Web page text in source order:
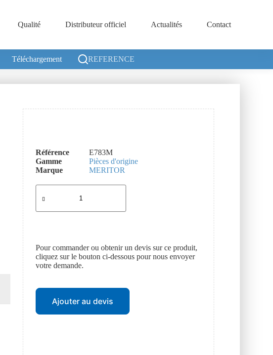
Qualité Distributeur officiel Actualités Contact
Téléchargement REFERENCE
Référence
E783M
Gamme
Pièces d'origine
Marque
MERITOR
Pour commander ou obtenir un devis sur ce produit,
cliquez sur le bouton ci-dessous pour nous envoyer
votre demande.
Ajouter au devis